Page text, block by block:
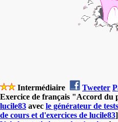
Intermédiaire Tweeter
Exercice de français "Accord du
lucile83 avec le générateur de
de cours et d'exercices de lucile83]